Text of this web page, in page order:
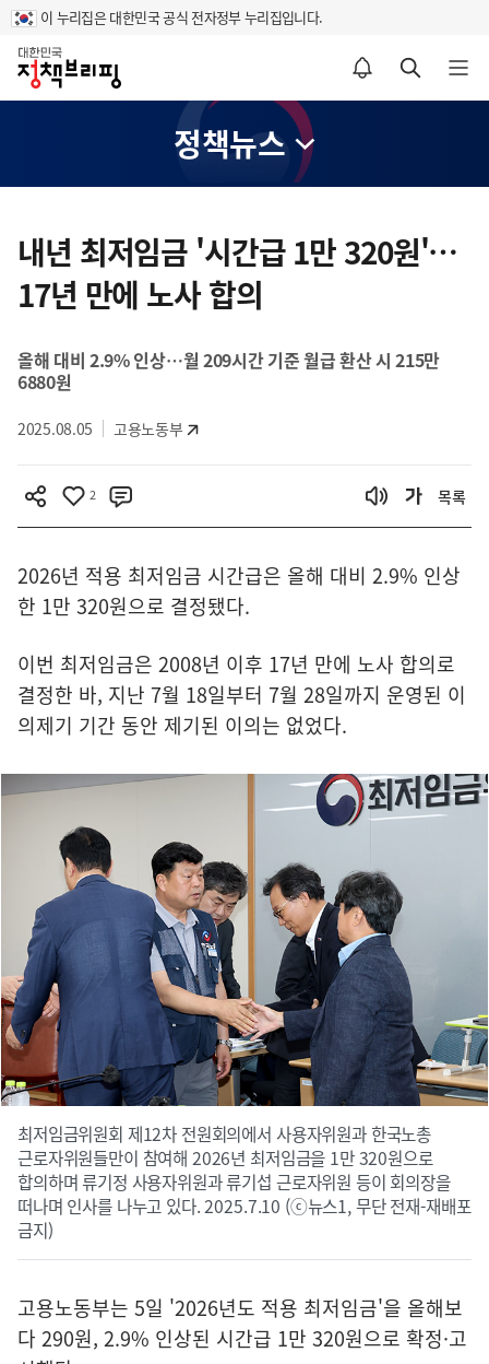
이 누리집은 대한민국 공식 전자정부 누리집입니다.
홈
알림설정 바로가기 검색 바로가기 메뉴 열기
정책뉴스
텐
츠
영
내년 최저임금 '시간급 1만 320원'…
17년 만에 노사 합의
올해 대비 2.9% 인상…월 209시간 기준 월급 환산 시 215만
6880원
2025.08.05 고용노동부
2 목록
2026년 적용 최저임금 시간급은 올해 대비 2.9% 인상
한 1만 320원으로 결정됐다.
이번 최저임금은 2008년 이후 17년 만에 노사 합의로
결정한 바, 지난 7월 18일부터 7월 28일까지 운영된 이
의제기 기간 동안 제기된 이의는 없었다.
최저임금위원회 제12차 전원회의에서 사용자위원과 한국노총
근로자위원들만이 참여해 2026년 최저임금을 1만 320원으로
합의하며 류기정 사용자위원과 류기섭 근로자위원 등이 회의장을
떠나며 인사를 나누고 있다. 2025.7.10 (ⓒ뉴스1, 무단 전재-재배포
금지)
고용노동부는 5일 '2026년도 적용 최저임금'을 올해보
다 290원, 2.9% 인상된 시간급 1만 320원으로 확정·고